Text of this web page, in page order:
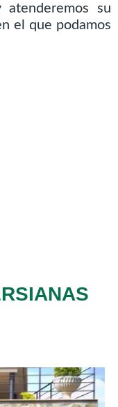
atenderemos su
el que podamos